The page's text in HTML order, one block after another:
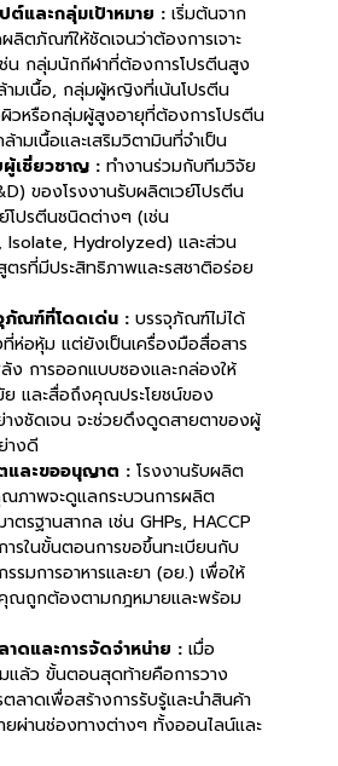
ต์และกลุ่มเป้าหมาย : เริ่มต้นจาก
ลิตภัณฑ์ให้ชัดเจนว่าต้องการเจาะ
น กลุ่มนักกีฬาที่ต้องการโปรตีนสูง
มเนื้อ, กลุ่มผู้หญิงที่เน้นโปรตีน
วหรือกลุ่มผู้สูงอายุที่ต้องการโปรตีน
ามเนื้อและเสริมวิตามินที่จำเป็น
เชี่ยวชาญ : ทำงานร่วมกับทีมวิจัย
ของโรงงานรับผลิตเวย์โปรตีน
โปรตีนชนิดต่างๆ (เช่น
Hydrolyzed) และส่วน
ตรที่มีประสิทธิภาพและรสชาติอร่อย
ณฑ์ที่โดดเด่น : บรรจุภัณฑ์ไม่ได้
ห่อหุ้ม แต่ยังเป็นเครื่องมือสื่อสาร
ง การออกแบบซองและกล่องให้
และสื่อถึงคุณประโยชน์ของ
งชัดเจน จะช่วยดึงดูดสายตาของผู้
างดี
และขออนุญาต : โรงงานรับผลิต
ภาพจะดูแลกระบวนการผลิต
ตรฐานสากล เช่น GHPs, HACCP
ารในขั้นตอนการขอขึ้นทะเบียนกับ
รมการอาหารและยา (อย.) เพื่อให้
ถูกต้องตามกฎหมายและพร้อม
าดและการจัดจำหน่าย : เมื่อ
ล้ว ขั้นตอนสุดท้ายคือการวาง
ลาดเพื่อสร้างการรับรู้และนำสินค้า
ยผ่านช่องทางต่างๆ ทั้งออนไลน์และ